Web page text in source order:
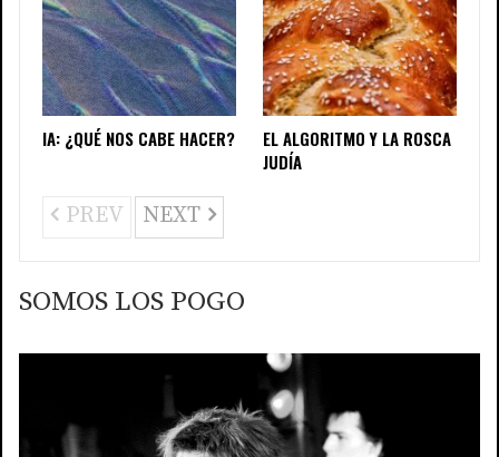
IA: ¿QUÉ NOS CABE HACER?
EL ALGORITMO Y LA ROSCA
JUDÍA
PREV NEXT
SOMOS LOS POGO